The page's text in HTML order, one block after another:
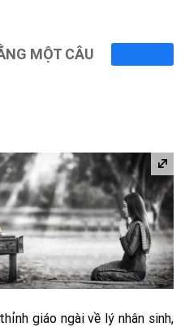
MỘT CÂU
giáo ngài về lý nhân sinh,